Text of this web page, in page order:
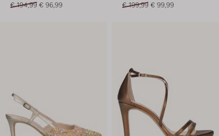
€ 194,99 € 96,99
€ 199,99 € 99,99